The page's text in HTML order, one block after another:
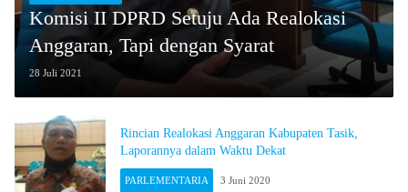
Komisi II DPRD Setuju Ada Realokasi
Anggaran, Tapi dengan Syarat
28 Juli 2021
Rincian Realokasi Anggaran Kabupaten Tasik,
Laporannya dalam Waktu Dekat
PARLEMENTARIA 3 Juni 2020